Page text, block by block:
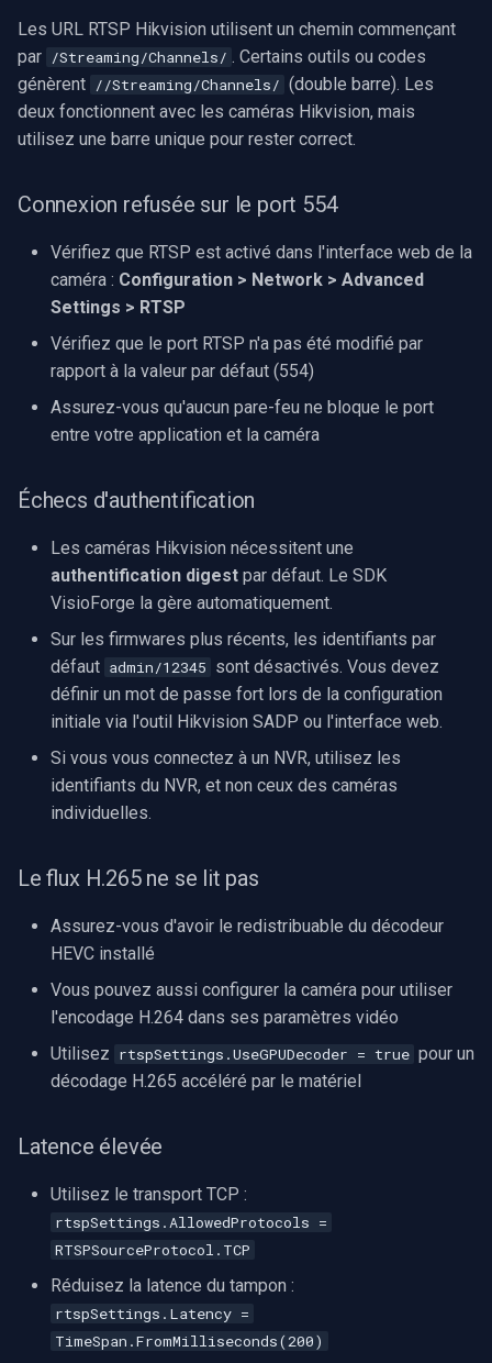
Les URL RTSP Hikvision utilisent un chemin commençant
par /Streaming/Channels/ . Certains outils ou codes
génèrent //Streaming/Channels/ (double barre). Les
deux fonctionnent avec les caméras Hikvision, mais
utilisez une barre unique pour rester correct.
Connexion refusée sur le port 554
Vérifiez que RTSP est activé dans l'interface web de la
caméra : Configuration > Network > Advanced
Settings > RTSP
Vérifiez que le port RTSP n'a pas été modifié par
rapport à la valeur par défaut (554)
Assurez-vous qu'aucun pare-feu ne bloque le port
entre votre application et la caméra
Échecs d'authentification
Les caméras Hikvision nécessitent une
authentification digest par défaut. Le SDK
VisioForge la gère automatiquement.
Sur les firmwares plus récents, les identifiants par
défaut admin/12345 sont désactivés. Vous devez
définir un mot de passe fort lors de la configuration
initiale via l'outil Hikvision SADP ou l'interface web.
Si vous vous connectez à un NVR, utilisez les
identifiants du NVR, et non ceux des caméras
individuelles.
Le flux H.265 ne se lit pas
Assurez-vous d'avoir le redistribuable du décodeur
HEVC installé
Vous pouvez aussi configurer la caméra pour utiliser
l'encodage H.264 dans ses paramètres vidéo
Utilisez rtspSettings.UseGPUDecoder = true pour un
décodage H.265 accéléré par le matériel
Latence élevée
Utilisez le transport TCP :
rtspSettings.AllowedProtocols =
RTSPSourceProtocol.TCP
Réduisez la latence du tampon :
rtspSettings.Latency =
TimeSpan.FromMilliseconds(200)